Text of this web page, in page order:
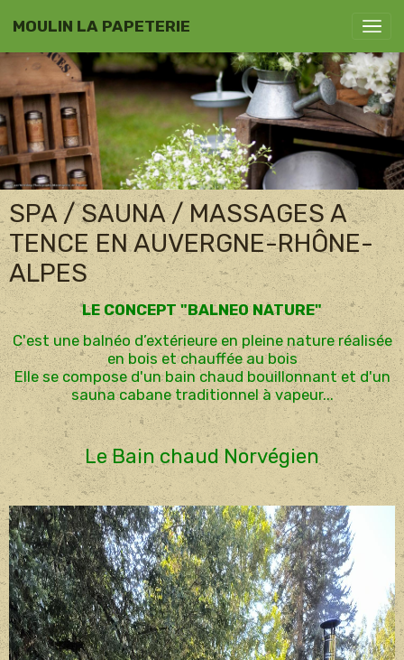
MOULIN LA PAPETERIE
SPA / SAUNA / MASSAGES A
TENCE EN AUVERGNE-RHÔNE-
ALPES
LE CONCEPT "BALNEO NATURE"
C'est une balnéo d’extérieure en pleine nature réalisée
en bois et chauffée au bois
Elle se compose d'un bain chaud bouillonnant et d'un
sauna cabane traditionnel à vapeur...
Le Bain chaud Norvégien